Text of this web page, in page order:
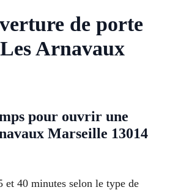
de porte
Arnavaux
pour ouvrir une
Marseille 13014
et 40 minutes selon le type de